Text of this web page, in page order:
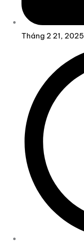
Tháng 2 21, 2025